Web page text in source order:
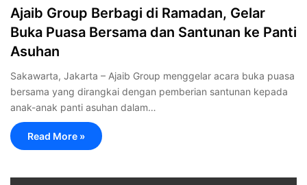
‎Ajaib Group Berbagi di Ramadan, Gelar
Buka Puasa Bersama dan Santunan ke Panti
Asuhan
‎‎Sakawarta, Jakarta – Ajaib Group menggelar acara buka puasa
bersama yang dirangkai dengan pemberian santunan kepada
anak-anak panti asuhan dalam…
Read More »